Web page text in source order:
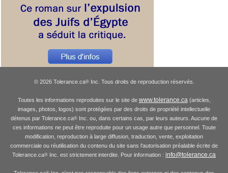
© 2026 Tolerance.ca®Inc. Tous droits de reproduction réservés.
Toutes les informations reproduites sur le site de www.tolerance.ca (articles,
images, photos, logos) sont protégées par des droits de propriété intellectuelle
détenus par Tolerance.ca® Inc. ou, dans certains cas, par leurs auteurs. Aucune de
ces informations ne peut être reproduite pour un usage autre que personnel. Toute
modification, reproduction à large diffusion, traduction, vente, exploitation
commerciale ou réutilisation du contenu du site sans l'autorisation préalable écrite de
Tolerance.ca® Inc. est strictement interdite. Pour information : info@tolerance.ca